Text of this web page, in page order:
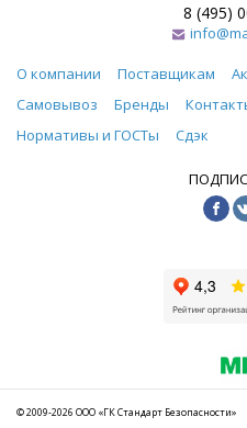
8 (495)
О компании Поставщикам
Самовывоз
Бренды
Нормативы и ГОСТы
Сдэк
© 2009-2026 ООО «ГК Стандарт Безопасности»